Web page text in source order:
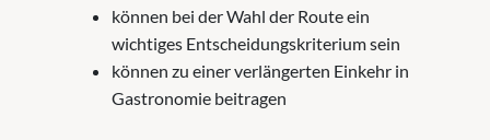
können bei der Wahl der Route ein
wichtiges Entscheidungskriterium sein
können zu einer verlängerten Einkehr in
Gastronomie beitragen